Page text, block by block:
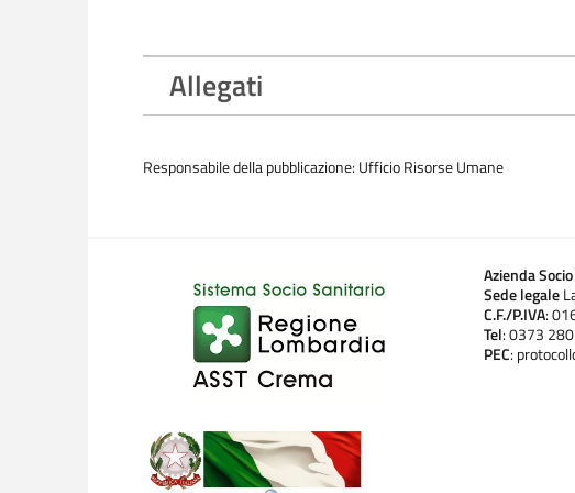
Allegati
Responsabile della pubblicazione: Ufficio Risorse Umane
Azienda
Sede legale
C.F./P.IVA:
Tel: 0373
PEC: